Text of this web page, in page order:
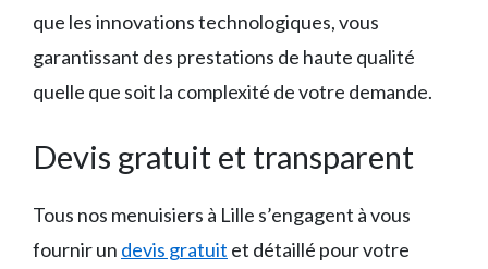
que les innovations technologiques, vous
garantissant des prestations de haute qualité
quelle que soit la complexité de votre demande.
Devis gratuit et transparent
Tous nos menuisiers à Lille s’engagent à vous
fournir un devis gratuit et détaillé pour votre